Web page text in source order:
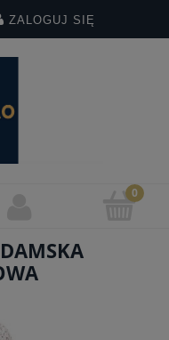
ZALOGUJ SIĘ